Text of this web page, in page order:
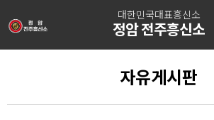
대한민국대표흥신소
정암 전주흥신소
자유게시판